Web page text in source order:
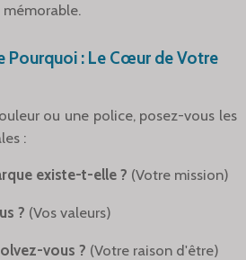
Pourquoi : Le Cœur de Votre
ou une police, posez-vous les
:
existe-t-elle ? (Votre mission)
? (Vos valeurs)
vous ? (Votre raison d'être)